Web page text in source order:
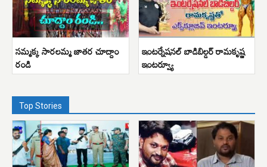
సమ్మక్క సారలమ్మ జాతర చూద్దాం
రండి
ఇంటర్నేషనల్ బాడిబిల్డర్ రామకృష్ణ
ఇంటర్వ్యూ
Top Stories